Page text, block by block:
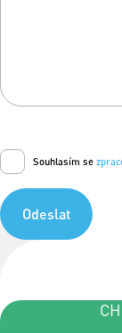
Souhlasím se
Odeslat